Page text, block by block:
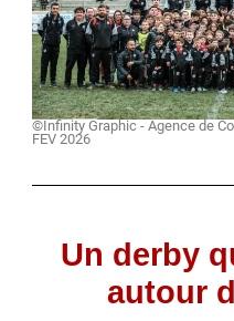
©Infinity Graphic - Agence de
FEV 2026
Un derby
autour